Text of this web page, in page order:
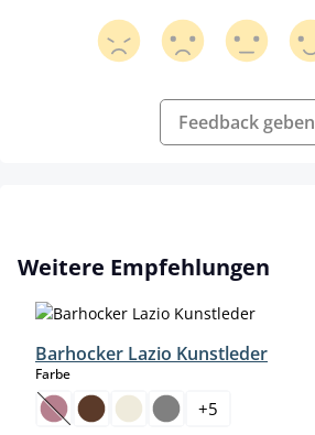
Feedback geben
Produktgalerie überspringen
Weitere Empfehlungen
Barhocker Lazio Kunstleder
Farbeauswählen
(Diese Option ist zurzeit nicht verfügbar.)
+5